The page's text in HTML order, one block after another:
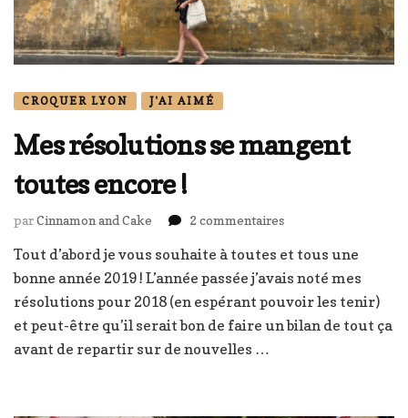
CROQUER LYON J'AI AIMÉ
Mes résolutions se mangent
toutes encore !
parCinnamon and Cake 2 commentairessur
résolutions
se
mangent
encore
Tout d’abord je vous souhaite à toutes et tous une
bonne année 2019 ! L’année passée j’avais noté mes
résolutions pour 2018 (en espérant pouvoir les tenir)
et peut-être qu’il serait bon de faire un bilan de tout ça
avant de repartir sur de nouvelles …